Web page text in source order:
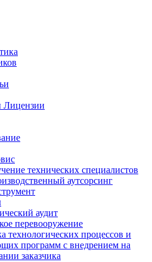
Лицензии
технических специалистов
аутсорсинг
аудит
перевооружение
технологических процессов и
программ с внедрением на
заказчика